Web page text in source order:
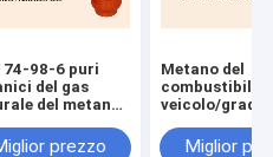
74-98-6 puri
del gas
del metano
prezzo
Metano del
combustibile
veicolo/grado
dell'elettrone
Miglior